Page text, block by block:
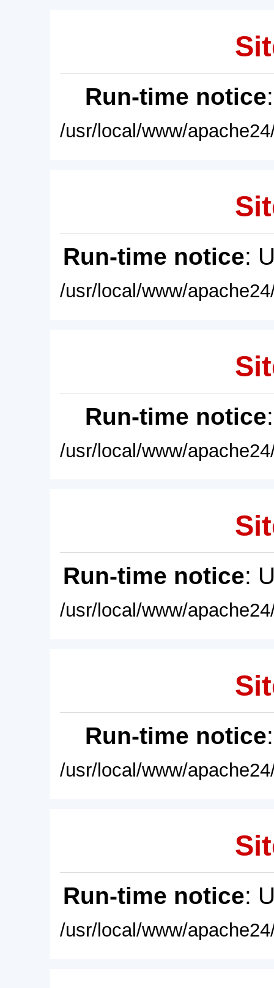
Run-time notice
/usr/local/www/
Run-time notice:
/usr/local/www/
Run-time notice
/usr/local/www/
Run-time notice:
/usr/local/www/
Run-time notice
/usr/local/www/
Run-time notice:
/usr/local/www/